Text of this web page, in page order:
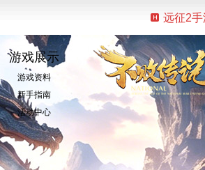
远征2手
游戏展示
游戏资料
新手指南
活动中心